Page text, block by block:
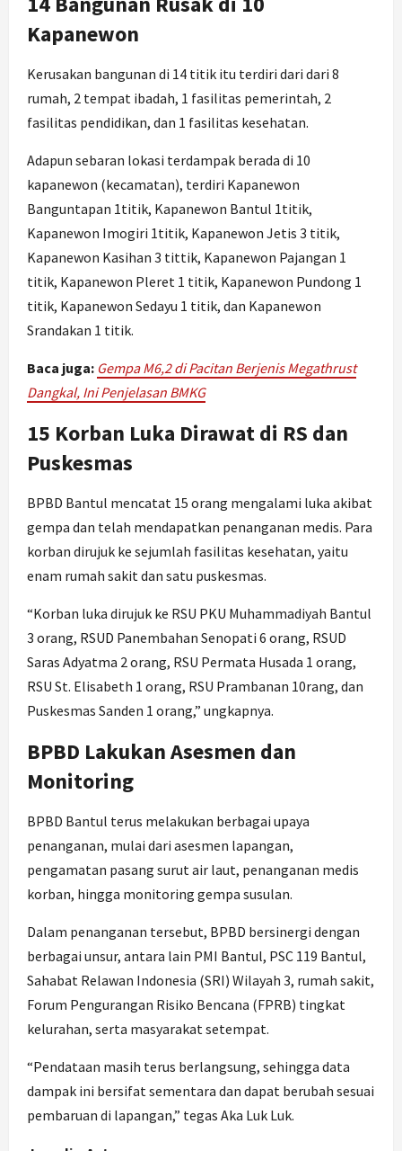
Kapanewon
Kerusakan bangunan di 14 titik itu terdiri dari dari 8
rumah, 2 tempat ibadah, 1 fasilitas pemerintah, 2
fasilitas pendidikan, dan 1 fasilitas kesehatan.
Adapun sebaran lokasi terdampak berada di 10
kapanewon (kecamatan), terdiri Kapanewon
Banguntapan 1titik, Kapanewon Bantul 1titik,
Kapanewon Imogiri 1titik, Kapanewon Jetis 3 titik,
Kapanewon Kasihan 3 tittik, Kapanewon Pajangan 1
titik, Kapanewon Pleret 1 titik, Kapanewon Pundong 1
titik, Kapanewon Sedayu 1 titik, dan Kapanewon
Srandakan 1 titik.
Baca juga: Gempa M6,2 di Pacitan Berjenis Megathrust
Dangkal, Ini Penjelasan BMKG
15 Korban Luka Dirawat di RS dan
Puskesmas
BPBD Bantul mencatat 15 orang mengalami luka akibat
gempa dan telah mendapatkan penanganan medis. Para
korban dirujuk ke sejumlah fasilitas kesehatan, yaitu
enam rumah sakit dan satu puskesmas.
“Korban luka dirujuk ke RSU PKU Muhammadiyah Bantul
3 orang, RSUD Panembahan Senopati 6 orang, RSUD
Saras Adyatma 2 orang, RSU Permata Husada 1 orang,
RSU St. Elisabeth 1 orang, RSU Prambanan 10rang, dan
Puskesmas Sanden 1 orang,” ungkapnya.
BPBD Lakukan Asesmen dan
Monitoring
BPBD Bantul terus melakukan berbagai upaya
penanganan, mulai dari asesmen lapangan,
pengamatan pasang surut air laut, penanganan medis
korban, hingga monitoring gempa susulan.
Dalam penanganan tersebut, BPBD bersinergi dengan
berbagai unsur, antara lain PMI Bantul, PSC 119 Bantul,
Sahabat Relawan Indonesia (SRI) Wilayah 3, rumah sakit,
Forum Pengurangan Risiko Bencana (FPRB) tingkat
kelurahan, serta masyarakat setempat.
“Pendataan masih terus berlangsung, sehingga data
dampak ini bersifat sementara dan dapat berubah sesuai
pembaruan di lapangan,” tegas Aka Luk Luk.